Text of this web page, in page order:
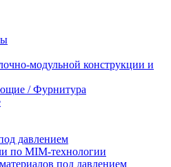
модульной конструкции и
/ Фурнитура
давлением
по MIM-технологии
под давлением